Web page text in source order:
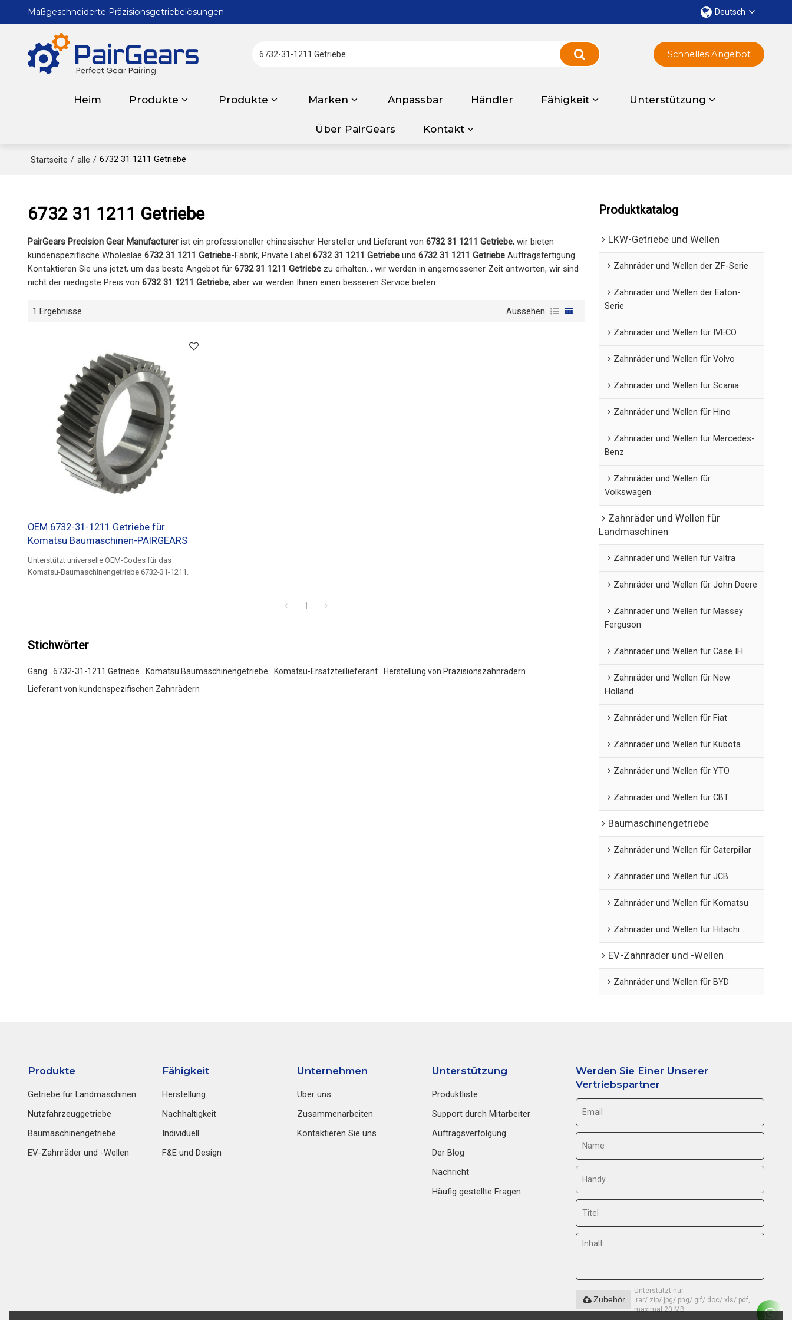
Maßgeschneiderte Präzisionsgetriebelösungen Deutsch
Heim Produkte Produkte Marken Anpassbar Händler Fähigkeit Unterstützung
Über PairGears Kontakt
Schnelles Angebot
Startseite / alle / 6732 31 1211 Getriebe
6732 31 1211 Getriebe
PairGears Precision Gear Manufacturerist ein professioneller chinesischer Hersteller und Lieferant von 6732 31 1211 Getriebe, wir bieten
kundenspezifische Wholeslae 6732 31 1211 Getriebe-Fabrik, Private Label 6732 31 1211 Getriebeund 6732 31 1211 GetriebeAuftragsfertigung.
Kontaktieren Sie uns jetzt, um das beste Angebot für 6732 31 1211 Getriebezu erhalten. , wir werden in angemessener Zeit antworten, wir sind
nicht der niedrigste Preis von 6732 31 1211 Getriebe, aber wir werden Ihnen einen besseren Service bieten.
1 Ergebnisse Aussehen
OEM 6732-31-1211 Getriebe für
Komatsu Baumaschinen-PAIRGEARS
Unterstützt universelle OEM-Codes für das
Komatsu-Baumaschinengetriebe 6732-31-1211.
1
Stichwörter
Gang 6732-31-1211 Getriebe Komatsu Baumaschinengetriebe Komatsu-Ersatzteillieferant
Herstellung von Präzisionszahnrädern
Lieferant von kundenspezifischen Zahnrädern
Produktkatalog
LKW-Getriebe und Wellen
Zahnräder und Wellen der ZF-Serie
Zahnräder und Wellen der Eaton-
Serie
Zahnräder und Wellen für IVECO
Zahnräder und Wellen für Volvo
Zahnräder und Wellen für Scania
Zahnräder und Wellen für Hino
Zahnräder und Wellen für Mercedes-
Benz
Zahnräder und Wellen für
Volkswagen
Zahnräder und Wellen für
Landmaschinen
Zahnräder und Wellen für Valtra
Zahnräder und Wellen für John Deere
Zahnräder und Wellen für Massey
Ferguson
Zahnräder und Wellen für Case IH
Zahnräder und Wellen für New
Holland
Zahnräder und Wellen für Fiat
Zahnräder und Wellen für Kubota
Zahnräder und Wellen für YTO
Zahnräder und Wellen für CBT
Baumaschinengetriebe
Zahnräder und Wellen für Caterpillar
Zahnräder und Wellen für JCB
Zahnräder und Wellen für Komatsu
Zahnräder und Wellen für Hitachi
EV-Zahnräder und -Wellen
Zahnräder und Wellen für BYD
Produkte
Getriebe für Landmaschinen
Nutzfahrzeuggetriebe
Baumaschinengetriebe
EV-Zahnräder und -Wellen
Fähigkeit
Herstellung
Nachhaltigkeit
Individuell
F&E und Design
Unternehmen
Über uns
Zusammenarbeiten
Kontaktieren Sie uns
Unterstützung
Produktliste
Support durch Mitarbeiter
Auftragsverfolgung
Der Blog
Nachricht
Häufig gestellte Fragen
Werden Sie Einer Unserer
Vertriebspartner
Unterstützt nur
.rar/.zip/.jpg/.png/.gif/.doc/.xls/.pdf,
maximal 20 MB
Zubehör